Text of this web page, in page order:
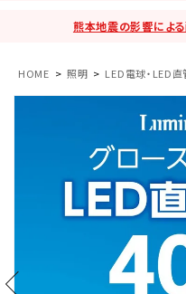
熊本地震の影響によ
HOME 照明 LED電球・LED直